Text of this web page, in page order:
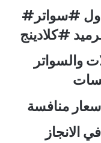
#سواتر شرايح #سواتر مجدول #سواتر
#كلادينج
والسواتر
منافسة
الانجاز